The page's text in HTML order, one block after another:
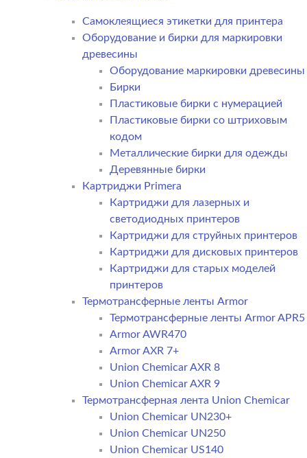
Самоклеящиеся этикетки для принтера
Оборудование и бирки для маркировки
древесины
Оборудование маркировки древесины
Бирки
Пластиковые бирки с нумерацией
Пластиковые бирки со штриховым
кодом
Металлические бирки для одежды
Деревянные бирки
Картриджи Primera
Картриджи для лазерных и
светодиодных принтеров
Картриджи для струйных принтеров
Картриджи для дисковых принтеров
Картриджи для старых моделей
принтеров
Термотрансферные ленты Armor
Термотрансферные ленты Armor APR5
Armor AWR470
Armor AXR 7+
Union Chemicar AXR 8
Union Chemicar AXR 9
Термотрансферная лента Union Chemicar
Union Chemicar UN230+
Union Chemicar UN250
Union Chemicar US140